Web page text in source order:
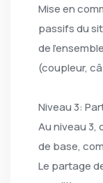
Mise en
passifs du
de
(coupleur,
Niveau 3:
Au niveau 3,
de base,
Le partage